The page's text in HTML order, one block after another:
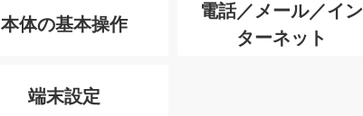
本体の基本操作
電話／メール／イン
ターネット
端末設定